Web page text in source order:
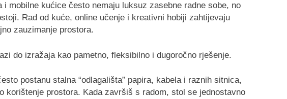
mobilne kućice često nemaju luksuz zasebne radne sobe, no
Rad od kuće, online učenje i kreativni hobiji zahtijevaju
zauzimanje prostora.
do izražaja kao pametno, fleksibilno i dugoročno rješenje.
postanu stalna “odlagališta” papira, kabela i raznih sitnica,
korištenje prostora. Kada završiš s radom, stol se jednostavno